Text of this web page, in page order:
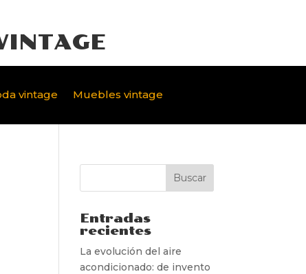
vintage Muebles vintage
Entradas
recientes
La evolución del aire
acondicionado: de invento